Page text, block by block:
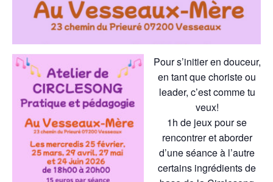
Pour s’initier en douceur,
en tant que choriste ou
leader, c’est comme tu
veux!
1h de jeux pour se
rencontrer et aborder
d’une séance à l’autre
certains ingrédients de